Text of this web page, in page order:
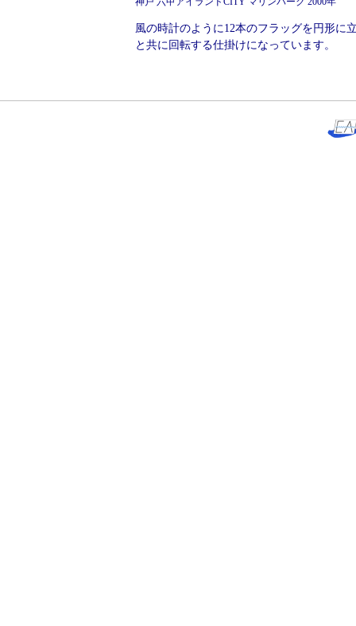
風の時計のように12本のフラッグを円形に
と共に回転する仕掛けになっています。